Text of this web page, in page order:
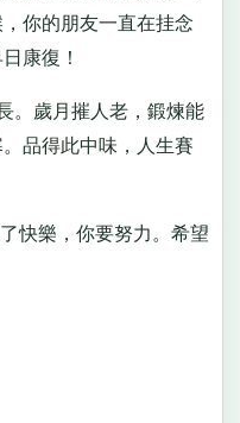
你的朋友一直在挂念
康復！
歲月摧人老，鍛煉能
品得此中味，人生賽
樂，你要努力。希望